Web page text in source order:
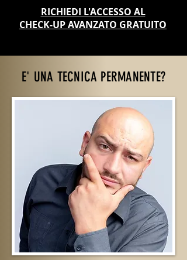
RICHIEDI L'ACCESSO AL
CHECK-UP AVANZATO GRATUITO
E' UNA TECNICA PERMANENTE?